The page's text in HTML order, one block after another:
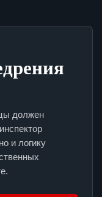
должен
и логику